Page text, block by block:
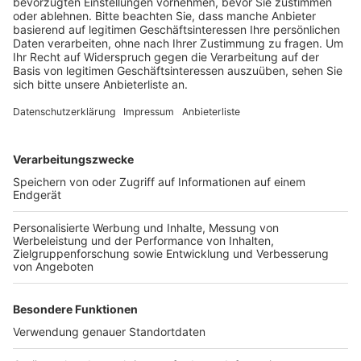
Veröffentlicht:Freitag, 23.10.2020 09:48
Anzeige
Der 47 Jahre alte Fahrer des anderen Autos wurde
Bergung der Fahrzeuge musste die A555 nach Köln
zwischen Bornheim und Godorf für mehrere Stunden
gesperrt werden. Der Verkehr wurde abgeleitet – was
besonders in Wesseling für lange Staus gesorgt hat.
Anzeige